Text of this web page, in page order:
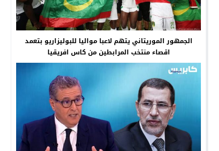
الجمهور الموريتاني يتهم لاعبا مواليا للبوليزاريو بتعمد
اقصاء منتخب المرابطين من كاس افريقيا